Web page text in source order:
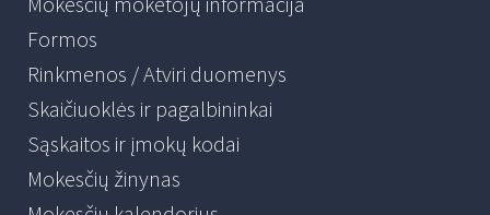
Formos
Rinkmenos / Atviri duomenys
Skaičiuoklės ir pagalbininkai
Sąskaitos ir įmokų kodai
Mokesčių žinynas